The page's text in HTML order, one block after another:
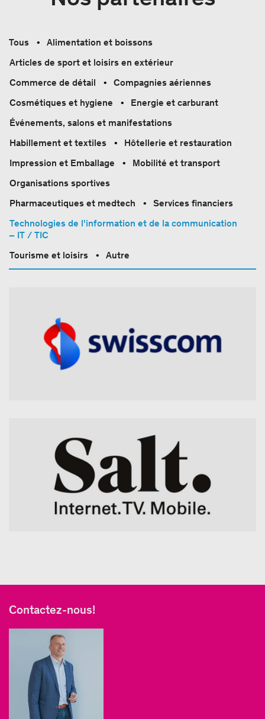
Tous
Alimentation et boissons
Articles de sport et loisirs en extérieur
Commerce de détail
Compagnies aériennes
Cosmétiques et hygiene
Energie et carburant
Événements, salons et manifestations
Habillement et textiles
Hôtellerie et restauration
Impression et Emballage
Mobilité et transport
Organisations sportives
Pharmaceutiques et medtech
Services financiers
Technologies de l'information et de la communication
– IT / TIC
Tourisme et loisirs
Autre
Contactez-nous!